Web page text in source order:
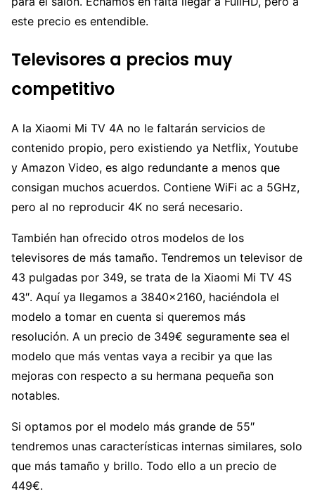
este precio es entendible.
Televisores a precios muy
competitivo
A la Xiaomi Mi TV 4A no le faltarán servicios de
contenido propio, pero existiendo ya Netflix, Youtube
y Amazon Video, es algo redundante a menos que
consigan muchos acuerdos. Contiene WiFi ac a 5GHz,
pero al no reproducir 4K no será necesario.
También han ofrecido otros modelos de los
televisores de más tamaño. Tendremos un televisor de
43 pulgadas por 349, se trata de la Xiaomi Mi TV 4S
43″. Aquí ya llegamos a 3840×2160, haciéndola el
modelo a tomar en cuenta si queremos más
resolución. A un precio de 349€ seguramente sea el
modelo que más ventas vaya a recibir ya que las
mejoras con respecto a su hermana pequeña son
notables.
Si optamos por el modelo más grande de 55″
tendremos unas características internas similares, solo
que más tamaño y brillo. Todo ello a un precio de
449€.